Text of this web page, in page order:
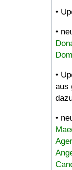
•
•
•
aus
•